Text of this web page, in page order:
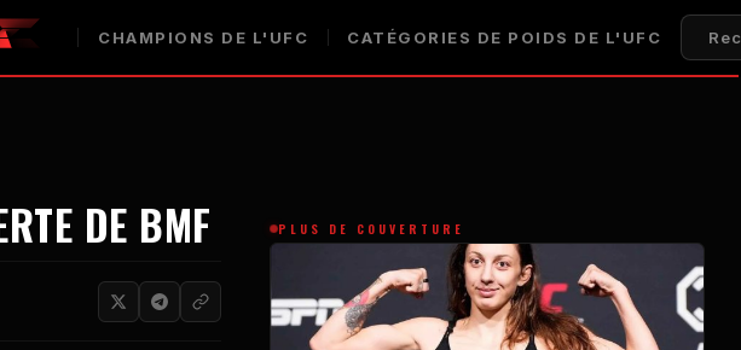
CHAMPIONS DE L'UFC CATÉGORIES DE POIDS DE L'UFC
DE BMF PLUS DE COUVERTURE